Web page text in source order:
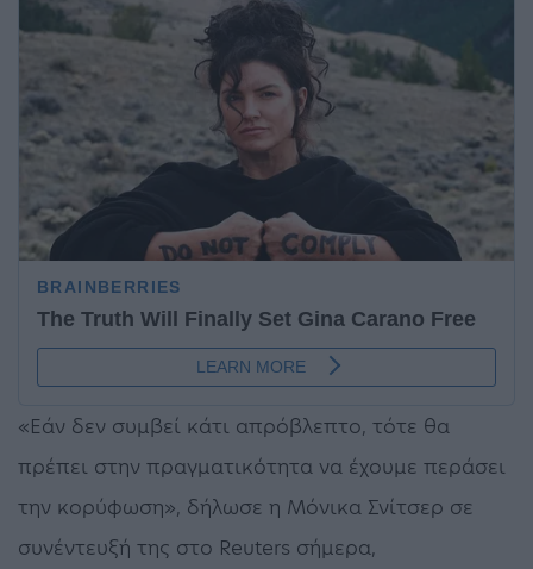
«Εάν δεν συμβεί κάτι απρόβλεπτο, τότε θα
πρέπει στην πραγματικότητα να έχουμε περάσει
την κορύφωση», δήλωσε η Μόνικα Σνίτσερ σε
συνέντευξή της στο Reuters σήμερα,